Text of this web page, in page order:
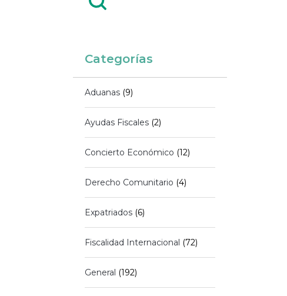
Categorías
Aduanas(9)
Ayudas Fiscales(2)
Concierto Económico (12)
Derecho Comunitario (4)
Expatriados(6)
Fiscalidad Internacional (72)
General (192)